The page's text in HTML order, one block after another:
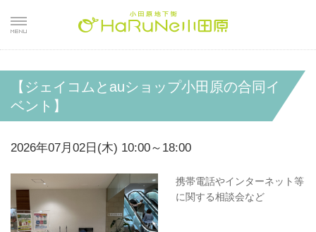
【ジェイコムとauショップ小田原の合同イ
ベント】
2026年07月02日(木) 10:00～18:00
携帯電話やインターネット等
に関する相談会など